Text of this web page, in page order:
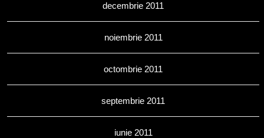
decembrie 2011
noiembrie 2011
octombrie 2011
septembrie 2011
iunie 2011